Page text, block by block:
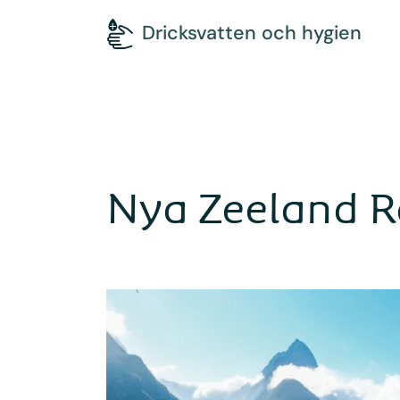
Dricksvatten och hygien
Nya Zeeland